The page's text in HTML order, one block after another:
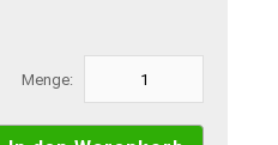
Menge: